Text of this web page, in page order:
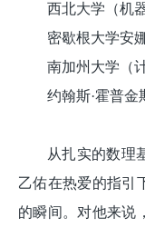
西北大学（机
密歇根大学安
南加州大学（
约翰斯·霍普金
从扎实的数理
乙佑在热爱的指引
的瞬间。对他来说